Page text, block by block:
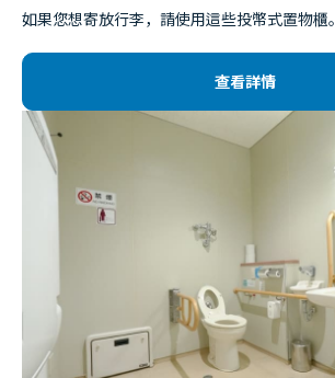
如果您想寄放行李，請使用這些投幣式置物櫃。
查看詳情